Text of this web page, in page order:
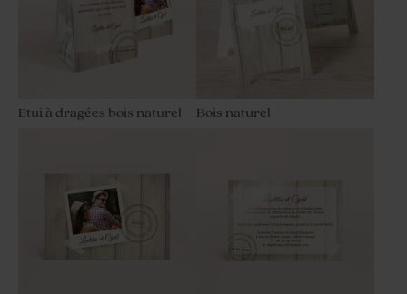
Etui à dragées bois naturel Bois naturel